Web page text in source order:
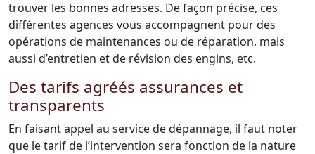
trouver les bonnes adresses. De façon précise, ces
différentes agences vous accompagnent pour des
opérations de maintenances ou de réparation, mais
aussi d’entretien et de révision des engins, etc.
Des tarifs agréés assurances et
transparents
En faisant appel au service de dépannage, il faut noter
que le tarif de l’intervention sera fonction de la nature